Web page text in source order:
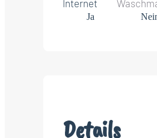
Internet
Ja
Details